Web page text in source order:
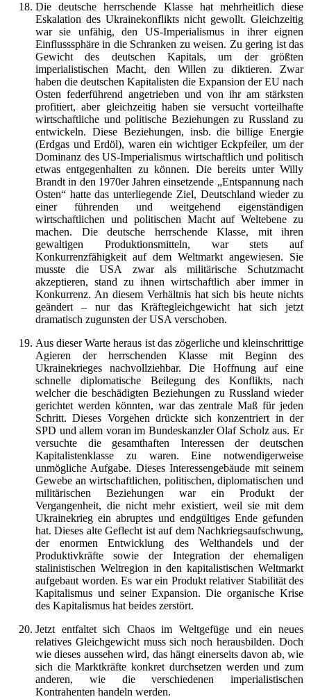
Die deutsche herrschende Klasse hat mehrheitlich diese
Eskalation des Ukrainekonflikts nicht gewollt. Gleichzeitig
war sie unfähig, den US-Imperialismus in ihrer eignen
Einflusssphäre in die Schranken zu weisen. Zu gering ist das
Gewicht des deutschen Kapitals, um der größten
imperialistischen Macht, den Willen zu diktieren. Zwar
haben die deutschen Kapitalisten die Expansion der EU nach
Osten federführend angetrieben und von ihr am stärksten
profitiert, aber gleichzeitig haben sie versucht vorteilhafte
wirtschaftliche und politische Beziehungen zu Russland zu
entwickeln. Diese Beziehungen, insb. die billige Energie
(Erdgas und Erdöl), waren ein wichtiger Eckpfeiler, um der
Dominanz des US-Imperialismus wirtschaftlich und politisch
etwas entgegenhalten zu können. Die bereits unter Willy
Brandt in den 1970er Jahren einsetzende „Entspannung nach
Osten“ hatte das unterliegende Ziel, Deutschland wieder zu
einer führenden und weitgehend eigenständigen
wirtschaftlichen und politischen Macht auf Weltebene zu
machen. Die deutsche herrschende Klasse, mit ihren
gewaltigen Produktionsmitteln, war stets auf
Konkurrenzfähigkeit auf dem Weltmarkt angewiesen. Sie
musste die USA zwar als militärische Schutzmacht
akzeptieren, stand zu ihnen wirtschaftlich aber immer in
Konkurrenz. An diesem Verhältnis hat sich bis heute nichts
geändert – nur das Kräftegleichgewicht hat sich jetzt
dramatisch zugunsten der USA verschoben.
Aus dieser Warte heraus ist das zögerliche und kleinschrittige
Agieren der herrschenden Klasse mit Beginn des
Ukrainekrieges nachvollziehbar. Die Hoffnung auf eine
schnelle diplomatische Beilegung des Konflikts, nach
welcher die beschädigten Beziehungen zu Russland wieder
gerichtet werden könnten, war das zentrale Maß für jeden
Schritt. Dieses Vorgehen drückte sich konzentriert in der
SPD und allem voran im Bundeskanzler Olaf Scholz aus. Er
versuchte die gesamthaften Interessen der deutschen
Kapitalistenklasse zu waren. Eine notwendigerweise
unmögliche Aufgabe. Dieses Interessengebäude mit seinem
Gewebe an wirtschaftlichen, politischen, diplomatischen und
militärischen Beziehungen war ein Produkt der
Vergangenheit, die nicht mehr existiert, weil sie mit dem
Ukrainekrieg ein abruptes und endgültiges Ende gefunden
hat. Dieses alte Geflecht ist auf dem Nachkriegsaufschwung,
der enormen Entwicklung des Welthandels und der
Produktivkräfte sowie der Integration der ehemaligen
stalinistischen Weltregion in den kapitalistischen Weltmarkt
aufgebaut worden. Es war ein Produkt relativer Stabilität des
Kapitalismus und seiner Expansion. Die organische Krise
des Kapitalismus hat beides zerstört.
Jetzt entfaltet sich Chaos im Weltgefüge und ein neues
relatives Gleichgewicht muss sich noch herausbilden. Doch
wie dieses aussehen wird, das hängt einerseits davon ab, wie
sich die Marktkräfte konkret durchsetzen werden und zum
anderen, wie die verschiedenen imperialistischen
Kontrahenten handeln werden.